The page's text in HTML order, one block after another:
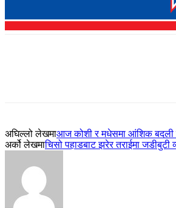
अघिल्लो लेखमाआज कोशी र मधेसमा आंशिक बदली
अर्को लेखमाचिसो पहाडबाट झरेर तराईमा जडीबुटी